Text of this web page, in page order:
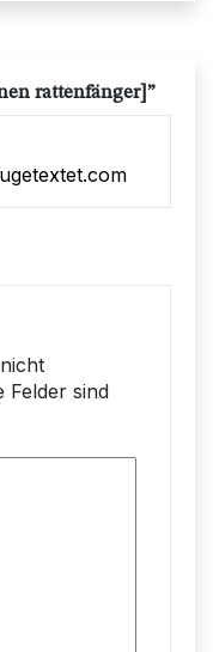
rattenfänger] ”
Felder sind